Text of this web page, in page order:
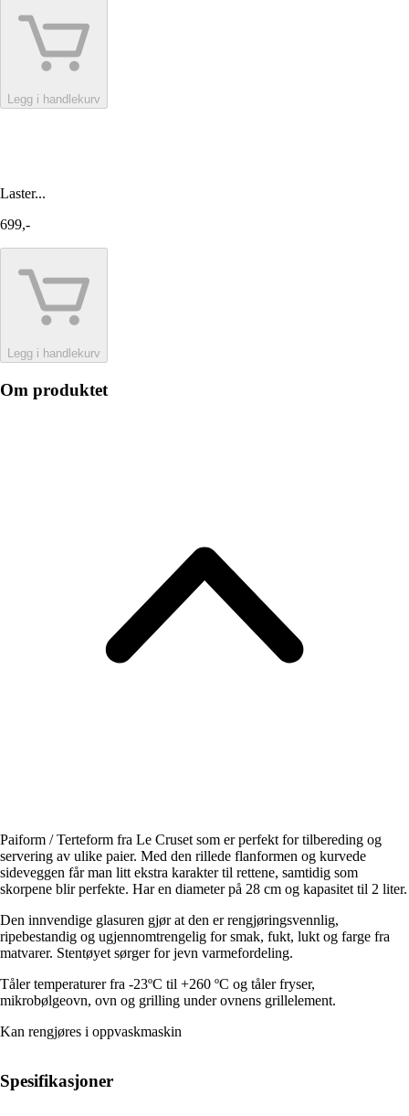
Legg i handlekurv
Laster...
699,-
Legg i handlekurv
Om produktet
Paiform / Terteform fra Le Cruset som er perfekt for tilbereding og
servering av ulike paier. Med den rillede flanformen og kurvede
sideveggen får man litt ekstra karakter til rettene, samtidig som
skorpene blir perfekte. Har en diameter på 28 cm og kapasitet til 2 liter.
Den innvendige glasuren gjør at den er rengjøringsvennlig,
ripebestandig og ugjennomtrengelig for smak, fukt, lukt og farge fra
matvarer. Stentøyet sørger for jevn varmefordeling.
Tåler temperaturer fra -23ºC til +260 ºC og tåler fryser,
mikrobølgeovn, ovn og grilling under ovnens grillelement.
Kan rengjøres i oppvaskmaskin
Spesifikasjoner